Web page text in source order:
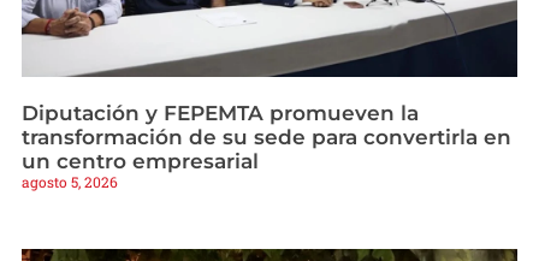
Diputación y FEPEMTA promueven la
transformación de su sede para convertirla en
un centro empresarial
agosto 5, 2026